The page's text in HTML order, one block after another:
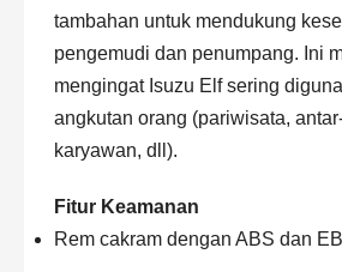
tambahan untuk mendukung
pengemudi dan penumpang. Ini
mengingat Isuzu Elfsering
angkutan orang (pariwisata,
karyawan, dll).
Fitur Keamanan
Rem cakram dengan ABS dan